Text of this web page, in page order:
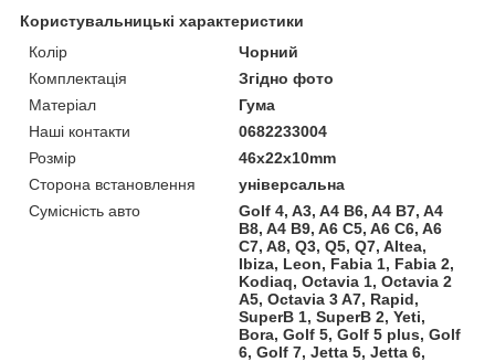
Користувальницькі характеристики
Колір
Чорний
Комплектація
Згідно фото
Матеріал
Гума
Наші контакти
0682233004
Розмір
46x22x10mm
Сторона встановлення
універсальна
Сумісність авто
Golf 4, A3, A4 B6, A4 B7, A4
B8, A4 B9, A6 C5, A6 C6, A6
C7, A8, Q3, Q5, Q7, Altea,
Ibiza, Leon, Fabia 1, Fabia 2,
Kodiaq, Octavia 1, Octavia 2
A5, Octavia 3 A7, Rapid,
SuperB 1, SuperB 2, Yeti,
Bora, Golf 5, Golf 5 plus, Golf
6, Golf 7, Jetta 5, Jetta 6,